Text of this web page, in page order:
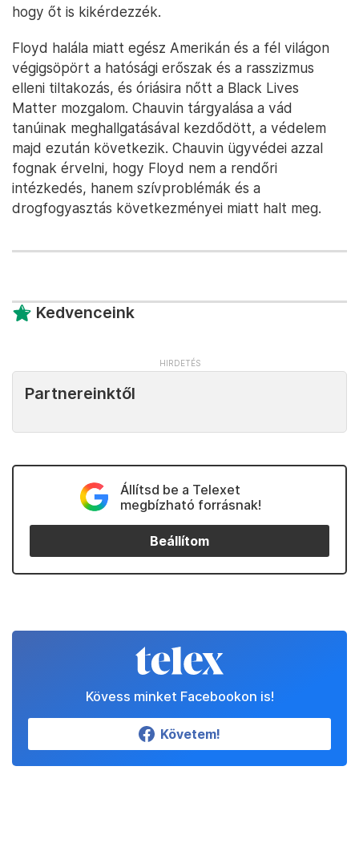
hogy őt is kikérdezzék.
Floyd halála miatt egész Amerikán és a fél világon
végigsöpört a hatósági erőszak és a rasszizmus
elleni tiltakozás, és óriásira nőtt a Black Lives
Matter mozgalom. Chauvin tárgyalása a vád
tanúinak meghallgatásával kezdődött, a védelem
majd ezután következik. Chauvin ügyvédei azzal
fognak érvelni, hogy Floyd nem a rendőri
intézkedés, hanem szívproblémák és a
drogfogyasztás következményei miatt halt meg.
Kedvenceink
Partnereinktől
Állítsd be a Telexet
megbízható forrásnak!
Beállítom
Kövess minket Facebookon is!
Követem!